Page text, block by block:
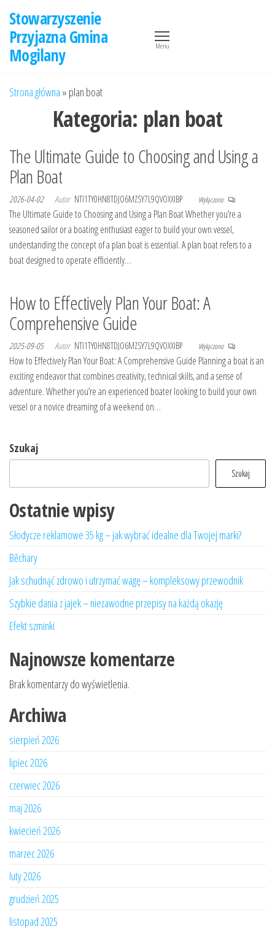
treści
Stowarzyszenie
Przyjazna Gmina
Mogilany
Menu
Strona główna » plan boat
Kategoria: plan boat
The Ultimate Guide to Choosing and Using a
Plan Boat
2026-04-02 Autor NTI1TY0HN8TDJO6MZSY7L9QVOXXIBP Wyłączono
The Ultimate Guide to Choosing and Using a Plan Boat Whether you’re a
seasoned sailor or a boating enthusiast eager to build your own vessel,
understanding the concept of a plan boat is essential. A plan boat refers to a
boat designed to operate efficiently…
How to Effectively Plan Your Boat: A
Comprehensive Guide
2025-09-05 Autor NTI1TY0HN8TDJO6MZSY7L9QVOXXIBP Wyłączono
How to Effectively Plan Your Boat: A Comprehensive Guide Planning a boat is an
exciting endeavor that combines creativity, technical skills, and a sense of
adventure. Whether you’re an experienced boater looking to build your own
vessel or a novice dreaming of a weekend on…
Szukaj
Szukaj
Ostatnie wpisy
Słodycze reklamowe 35 kg – jak wybrać idealne dla Twojej marki?
Běchary
Jak schudnąć zdrowo i utrzymać wagę – kompleksowy przewodnik
Szybkie dania z jajek – niezawodne przepisy na każdą okazję
Efekt szminki
Najnowsze komentarze
Brak komentarzy do wyświetlenia.
Archiwa
sierpień 2026
lipiec 2026
czerwiec 2026
maj 2026
kwiecień 2026
marzec 2026
luty 2026
grudzień 2025
listopad 2025